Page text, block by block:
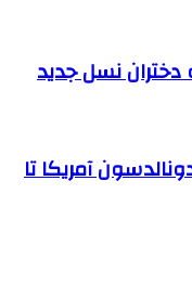
نسل جدید
آمریکا تا